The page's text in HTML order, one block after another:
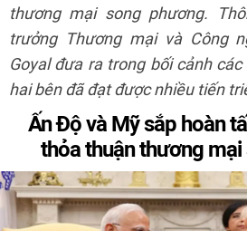
thương mại song phương.
trưởng Thương mại và Công
Goyal đưa ra trong bối cảnh
hai bên đã đạt được nhiều tiến
Ấn Độ và Mỹ sắp hoàn
thỏa thuận thương